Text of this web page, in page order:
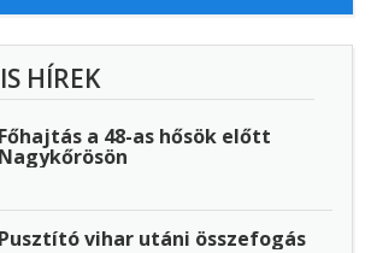
HÍREK
Főhajtás a 48-as hősök előtt
Nagykőrösön
Pusztító vihar utáni összefogás